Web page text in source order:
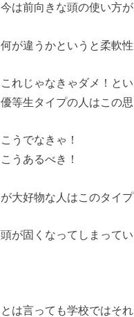
今は前向きな頭の使い方
何が違うかというと柔軟
これじゃなきゃダメ！と
優等生タイプの人はこの
こうでなきゃ！
こうあるべき！
が大好物な人はこのタイプ
頭が固くなってしまって
とは言っても学校ではそ